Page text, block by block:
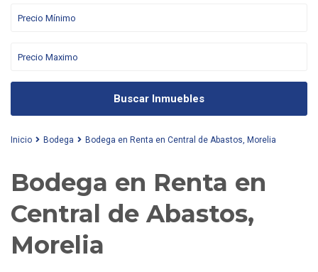
Buscar Inmuebles
Inicio Bodega Bodega en Renta en Central de Abastos, Morelia
Bodega en Renta en
Central de Abastos,
Morelia